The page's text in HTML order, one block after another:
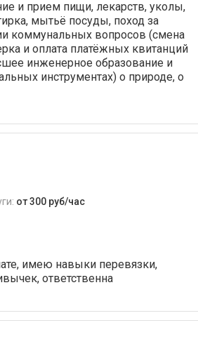
и прием пищи, лекарств, уколы,
мытьё посуды, поход за
коммунальных вопросов (смена
и оплата платёжных квитанций
инженерное образование и
инструментах) о природе, о
от 300 руб/час
имею навыки перевязки,
ответственна